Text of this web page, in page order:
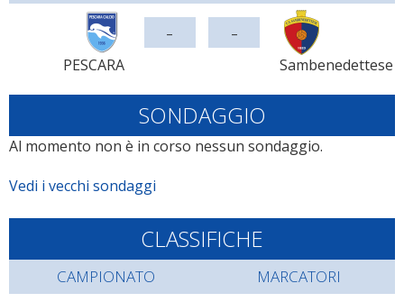
PESCARA
- -
Sambenedettese
SONDAGGIO
Al momento non è in corso nessun sondaggio.
Vedi i vecchi sondaggi
CLASSIFICHE
CAMPIONATO MARCATORI